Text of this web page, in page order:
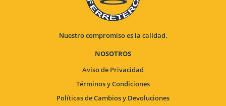
Nuestro compromiso es la calidad.
NOSOTROS
Aviso de Privacidad
Términos y Condiciones
Políticas de Cambios y Devoluciones